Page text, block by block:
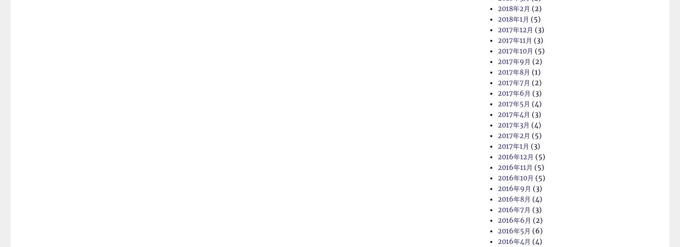
2018年2月 (2)
2018年1月 (5)
2017年12月 (3)
2017年11月 (3)
2017年10月 (5)
2017年9月 (2)
2017年8月 (1)
2017年7月 (2)
2017年6月 (3)
2017年5月 (4)
2017年4月 (3)
2017年3月 (4)
2017年2月 (5)
2017年1月 (3)
2016年12月 (5)
2016年11月 (5)
2016年10月 (5)
2016年9月 (3)
2016年8月 (4)
2016年7月 (3)
2016年6月 (2)
2016年5月 (6)
2016年4月 (4)